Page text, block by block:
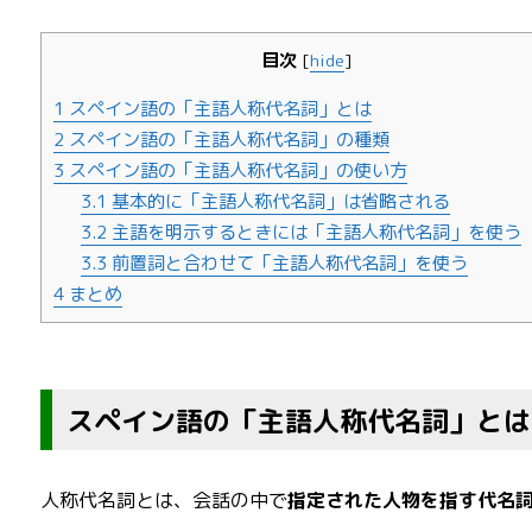
目次 [hide]
1 スペイン語の「主語人称代名詞」とは
2 スペイン語の「主語人称代名詞」の種類
3 スペイン語の「主語人称代名詞」の使い方
3.1 基本的に「主語人称代名詞」は省略される
3.2 主語を明示するときには「主語人称代名詞」を使う
3.3 前置詞と合わせて「主語人称代名詞」を使う
4 まとめ
スペイン語の「主語人称代名詞」とは
人称代名詞とは、会話の中で指定された人物を指す代名